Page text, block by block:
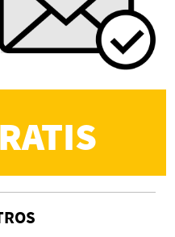
mirada que construía un
único verdaderamente
amigos y la literatura"